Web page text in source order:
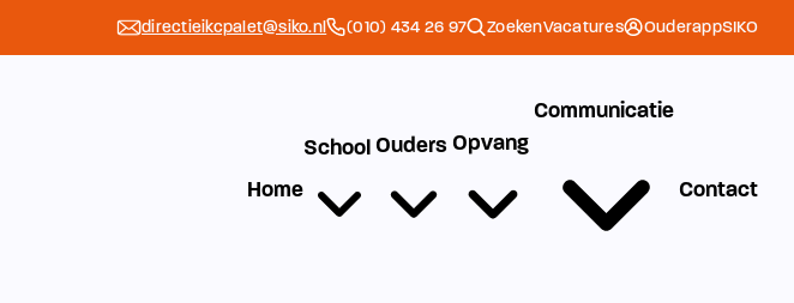
directieikcpalet@siko.nl (010) 434 26 97 ZoekenVacatures OuderappSIKO
Home
School Ouders Opvang
Communicatie
Contact